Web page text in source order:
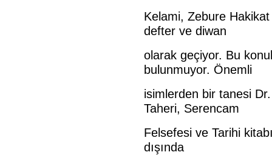
Kelami, Zebure
defter ve diwan
olarak geçiyor. Bu
bulunmuyor. Önemli
isimlerden bir tanesi
Taheri, Serencam
Felsefesi ve Tarihi
dışında